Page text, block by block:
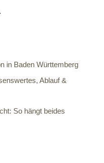
in Baden Württemberg
Ablauf &
So hängt beides